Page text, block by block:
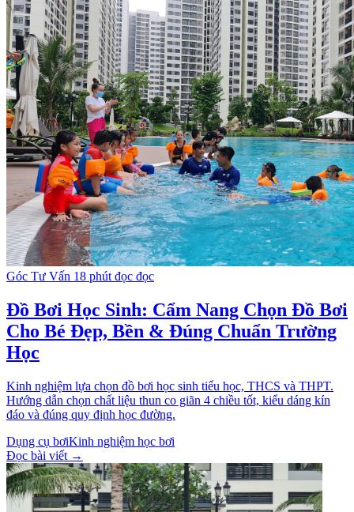
Góc Tư Vấn 18 phút đọc đọc
Đồ Bơi Học Sinh: Cẩm Nang Chọn Đồ Bơi
Cho Bé Đẹp, Bền & Đúng Chuẩn Trường
Học
Kinh nghiệm lựa chọn đồ bơi học sinh tiểu học, THCS và THPT.
Hướng dẫn chọn chất liệu thun co giãn 4 chiều tốt, kiểu dáng kín
đáo và đúng quy định học đường.
Dụng cụ bơiKinh nghiệm học bơi
Đọc bài viết →